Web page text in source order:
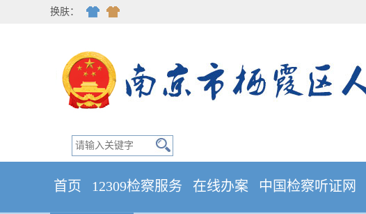
换肤：
首页 12309检察服务 在线办案 中国检察听证网